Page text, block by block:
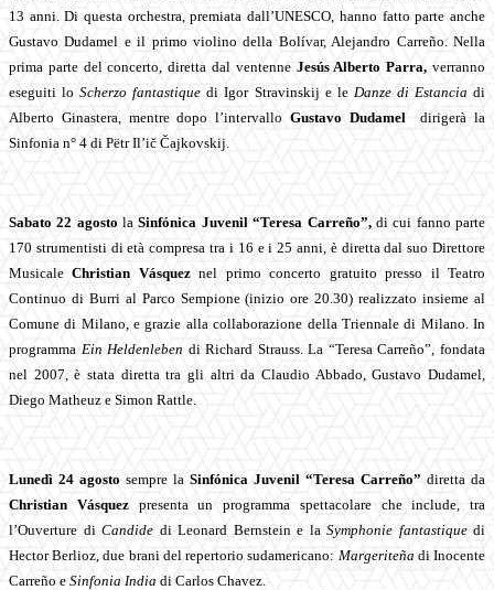
13 anni. Di questa orchestra, premiata dall’UNESCO, hanno fatto parte anche
Gustavo Dudamel e il primo violino della Bolívar, Alejandro Carreño. Nella
prima parte del concerto, diretta dal ventenne Jesús Alberto Parra,verranno
eseguiti loScherzo fantastique di Igor Stravinskij e le Danze di Estanciadi
Alberto Ginastera, mentre dopo l’intervallo Gustavo Dudamel dirigerà la
Sinfonia n° 4 di Pëtr Il’ič Čajkovskij.
Sabato 22 agosto laSinfónica Juvenil “Teresa Carreño”, di cui fanno parte
170 strumentisti di età compresa tra i 16 e i 25 anni, è diretta dal suo Direttore
MusicaleChristian Vásqueznel primo concerto gratuito presso il Teatro
Continuo di Burri al Parco Sempione (inizio ore 20.30) realizzato insieme al
Comune di Milano, e grazie alla collaborazione della Triennale di Milano. In
programma Ein Heldenleben di Richard Strauss. La “Teresa Carreño”, fondata
nel 2007, è stata diretta tra gli altri da Claudio Abbado, Gustavo Dudamel,
Diego Matheuz e Simon Rattle.
Lunedì 24 agosto sempre la Sinfónica Juvenil “Teresa Carreño” diretta da
Christian Vásquezpresenta un programma spettacolare che include, tra
l’Ouverture di Candide di Leonard Bernstein e la Symphonie fantastiquedi
Hector Berlioz, due brani del repertorio sudamericano: Margeriteña di Inocente
Carreño e Sinfonia India di Carlos Chavez.